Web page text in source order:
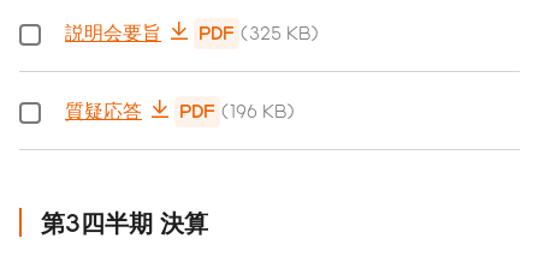
説明会要旨 PDF (325 KB)
質疑応答 PDF (196 KB)
第3四半期 決算